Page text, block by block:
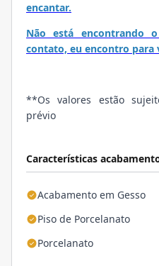
Características
Acabamento em Gesso
Piso de Porcelanato
Porcelanato
encantar.
Não está encontrando
contato, eu encontro para
**Os valores estão
prévio